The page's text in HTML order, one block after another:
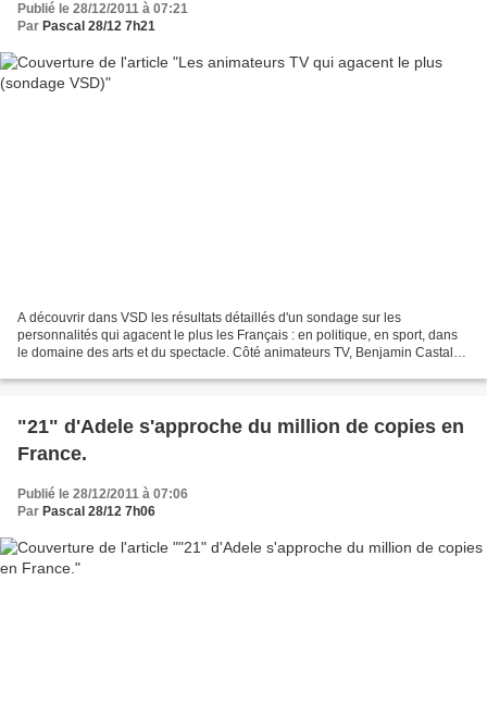
Publié le 28/12/2011 à 07:21
Par Pascal 28/12 7h21
A découvrir dans VSD les résultats détaillés d'un sondage sur les
personnalités qui agacent le plus les Français : en politique, en sport, dans
le domaine des arts et du spectacle. Côté animateurs TV, Benjamin Castaldi
"21" d'Adele s'approche du million de copies en
France.
Publié le 28/12/2011 à 07:06
Par Pascal 28/12 7h06